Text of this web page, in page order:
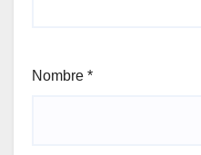
Nombre *